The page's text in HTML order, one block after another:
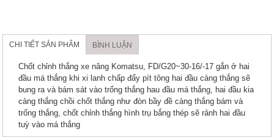
CHI TIẾT SẢN PHẨM BÌNH LUẬN
Chốt chỉnh thắng xe nâng Komatsu, FD/G20~30-16/-17 gắn ở hai
đầu má thắng khi xi lanh chấp đẩy pít tông hai đầu càng thắng sẽ
bung ra và bám sát vào trống thắng hau đầu má thắng, hai đầu kia
càng thắng chồi chốt thắng như đòn bầy đề càng thắng bám và
trống thắng, chốt chỉnh thắng hình trụ bắng thép sẽ rảnh hai đầu
tuỳ vào má thắng